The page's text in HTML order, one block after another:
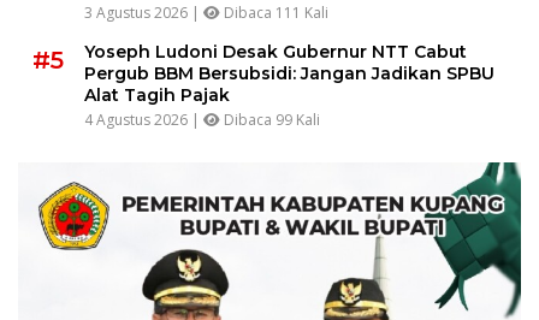
3 Agustus 2026 | Dibaca 111 Kali
#5
Yoseph Ludoni Desak Gubernur NTT Cabut
Pergub BBM Bersubsidi: Jangan Jadikan SPBU
Alat Tagih Pajak
4 Agustus 2026 | Dibaca 99 Kali